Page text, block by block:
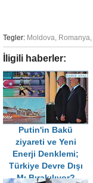
Tegler: Moldova Romanya
İligili haberler:
Putin'in Bakü
ziyareti ve Yeni
Enerji Denklemi;
Türkiye Devre Dışı
Mı Bırakılıyor?